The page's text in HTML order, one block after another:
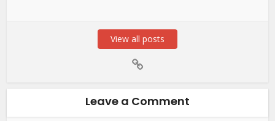
View all posts
Leave a Comment